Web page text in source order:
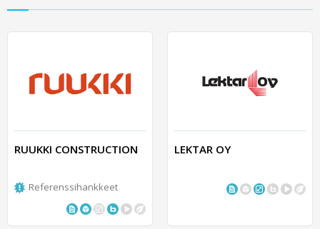
RUUKKI CONSTRUCTION
Referenssihankkeet
LEKTAR OY